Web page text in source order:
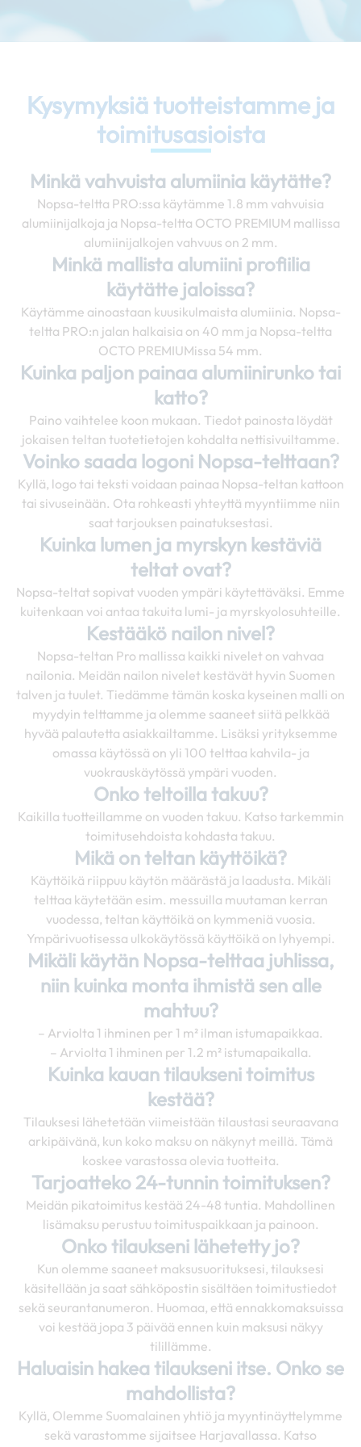
Kysymyksiä tuotteistamme ja
toimitusasioista
Minkä vahvuista alumiinia käytätte?
Nopsa-teltta PRO:ssa käytämme 1.8 mm vahvuisia
alumiinijalkoja ja Nopsa-teltta OCTO PREMIUM mallissa
alumiinijalkojen vahvuus on 2 mm.
Minkä mallista alumiini profiilia
käytätte jaloissa?
Käytämme ainoastaan kuusikulmaista alumiinia. Nopsa-
teltta PRO:n jalan halkaisia on 40 mm ja Nopsa-teltta
OCTO PREMIUMissa 54 mm.
Kuinka paljon painaa alumiinirunko tai
katto?
Paino vaihtelee koon mukaan. Tiedot painosta löydät
jokaisen teltan tuotetietojen kohdalta nettisivuiltamme.
Voinko saada logoni Nopsa-telttaan?
Kyllä, logo tai teksti voidaan painaa Nopsa-teltan kattoon
tai sivuseinään. Ota rohkeasti yhteyttä myyntiimme niin
saat tarjouksen painatuksestasi.
Kuinka lumen ja myrskyn kestäviä
teltat ovat?
Nopsa-teltat sopivat vuoden ympäri käytettäväksi. Emme
kuitenkaan voi antaa takuita lumi- ja myrskyolosuhteille.
Kestääkö nailon nivel?
Nopsa-teltan Pro mallissa kaikki nivelet on vahvaa
nailonia. Meidän nailon nivelet kestävät hyvin Suomen
talven ja tuulet. Tiedämme tämän koska kyseinen malli on
myydyin telttamme ja olemme saaneet siitä pelkkää
hyvää palautetta asiakkailtamme. Lisäksi yrityksemme
omassa käytössä on yli 100 telttaa kahvila- ja
vuokrauskäytössä ympäri vuoden.
Onko teltoilla takuu?
Kaikilla tuotteillamme on vuoden takuu. Katso tarkemmin
toimitusehdoista kohdasta takuu.
Mikä on teltan käyttöikä?
Käyttöikä riippuu käytön määrästä ja laadusta. Mikäli
telttaa käytetään esim. messuilla muutaman kerran
vuodessa, teltan käyttöikä on kymmeniä vuosia.
Ympärivuotisessa ulkokäytössä käyttöikä on lyhyempi.
Mikäli käytän Nopsa-telttaa juhlissa,
niin kuinka monta ihmistä sen alle
mahtuu?
– Arviolta 1 ihminen per 1 m² ilman istumapaikkaa.
– Arviolta 1 ihminen per 1.2 m² istumapaikalla.
Kuinka kauan tilaukseni toimitus
kestää?
Tilauksesi lähetetään viimeistään tilaustasi seuraavana
arkipäivänä, kun koko maksu on näkynyt meillä. Tämä
koskee varastossa olevia tuotteita.
Tarjoatteko 24-tunnin toimituksen?
Meidän pikatoimitus kestää 24-48 tuntia. Mahdollinen
lisämaksu perustuu toimituspaikkaan ja painoon.
Onko tilaukseni lähetetty jo?
Kun olemme saaneet maksusuorituksesi, tilauksesi
käsitellään ja saat sähköpostin sisältäen toimitustiedot
sekä seurantanumeron. Huomaa, että ennakkomaksuissa
voi kestää jopa 3 päivää ennen kuin maksusi näkyy
tilillämme.
Haluaisin hakea tilaukseni itse. Onko se
mahdollista?
Kyllä, Olemme Suomalainen yhtiö ja myyntinäyttelymme
sekä varastomme sijaitsee Harjavallassa. Katso